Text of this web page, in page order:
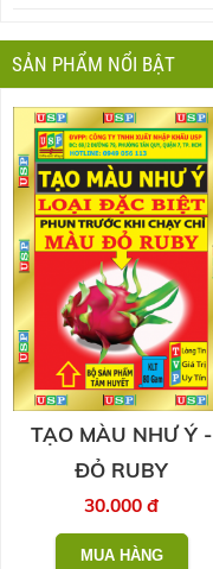
SẢN PHẨM NỔI BẬT
TẠO MÀU NHƯ Ý -
ĐỎ RUBY
30.000 đ